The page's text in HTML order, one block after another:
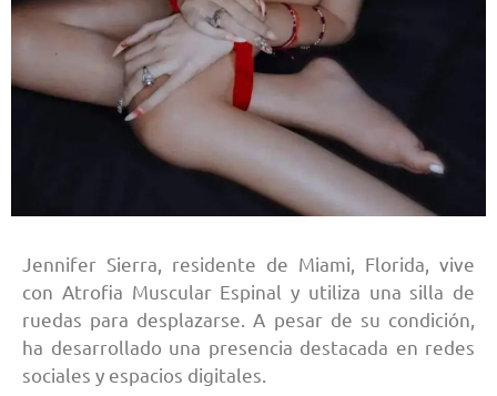
Jennifer Sierra, residente de Miami, Florida, vive
con Atrofia Muscular Espinal y utiliza una silla de
ruedas para desplazarse. A pesar de su condición,
ha desarrollado una presencia destacada en redes
sociales y espacios digitales.